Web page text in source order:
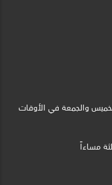
والجمعة في الأوقات
مساءاً